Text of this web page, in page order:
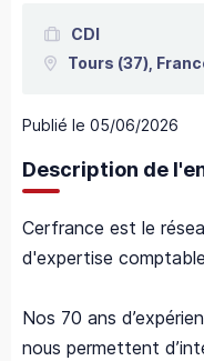
CDI
Tours (37),
Publié le 05/06/2026
Description de
Cerfrance est le
d'expertise
Nos 70 ans
nous permettent